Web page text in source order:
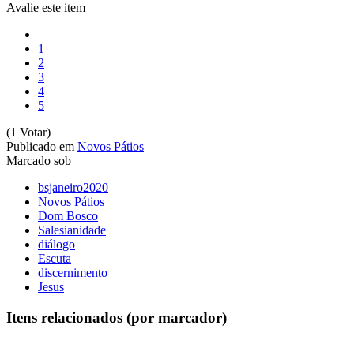
Avalie este item
1
2
3
4
5
(1 Votar)
Publicado em Novos Pátios
Marcado sob
bsjaneiro2020
Novos Pátios
Dom Bosco
Salesianidade
diálogo
Escuta
discernimento
Jesus
Itens relacionados (por marcador)